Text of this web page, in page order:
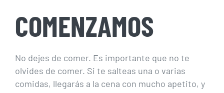
COMENZAMOS
No dejes de comer. Es importante que no te
olvides de comer. Si te salteas una o varias
comidas, llegarás a la cena con mucho apetito, y